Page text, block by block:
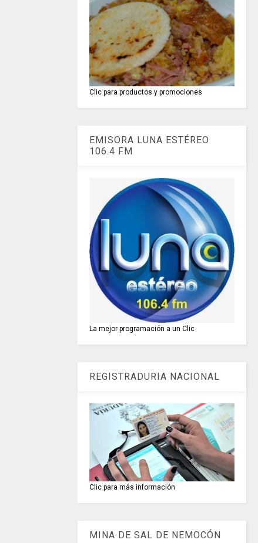
Clic para productos y promociones
EMISORA LUNA ESTÉREO
106.4 FM
La mejor programación a un Clic
REGISTRADURIA NACIONAL
Clic para más información
MINA DE SAL DE NEMOCÓN